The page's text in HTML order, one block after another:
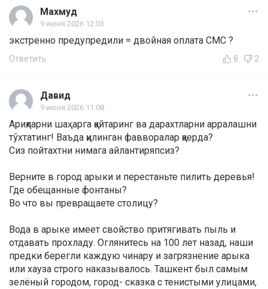
Махмуд
9 июня 2026 12:03
экстренно предупредили = двойная оплата СМС ?
Ответить 8 2
Давид
9 июня 2026 11:08
Ариқларни шаҳарга қайтаринг ва дарахтларни арралашни
тўхтатинг! Ваъда қилинган фавворалар қаерда?
Сиз пойтахтни нимага айлантиряпсиз?
Верните в город арыки и перестаньте пилить деревья!
Где обещанные фонтаны?
Во что вы превращаете столицу?
Вода в арыке имеет свойство притягивать пыль и
отдавать прохладу. Оглянитесь на 100 лет назад, наши
предки берегли каждую чинару и загрязнение арыка
или хауза строго наказывалось. Ташкент был самым
зелёный городом, город- сказка с тенистыми улицами,